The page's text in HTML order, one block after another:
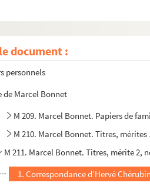
document :
personnels
de Marcel Bonnet
M 209. Marcel Bonnet. Papiers de
M 210. Marcel Bonnet. Titres,
M 211. Marcel Bonnet. Titres, mérite 2,
1. Correspondance d’Hervé